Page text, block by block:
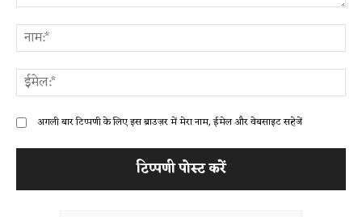
अगली बार टिप्पणी के लिए इस ब्राउज़र में मेरा नाम, ईमेल और वेबसाइट सहेजें